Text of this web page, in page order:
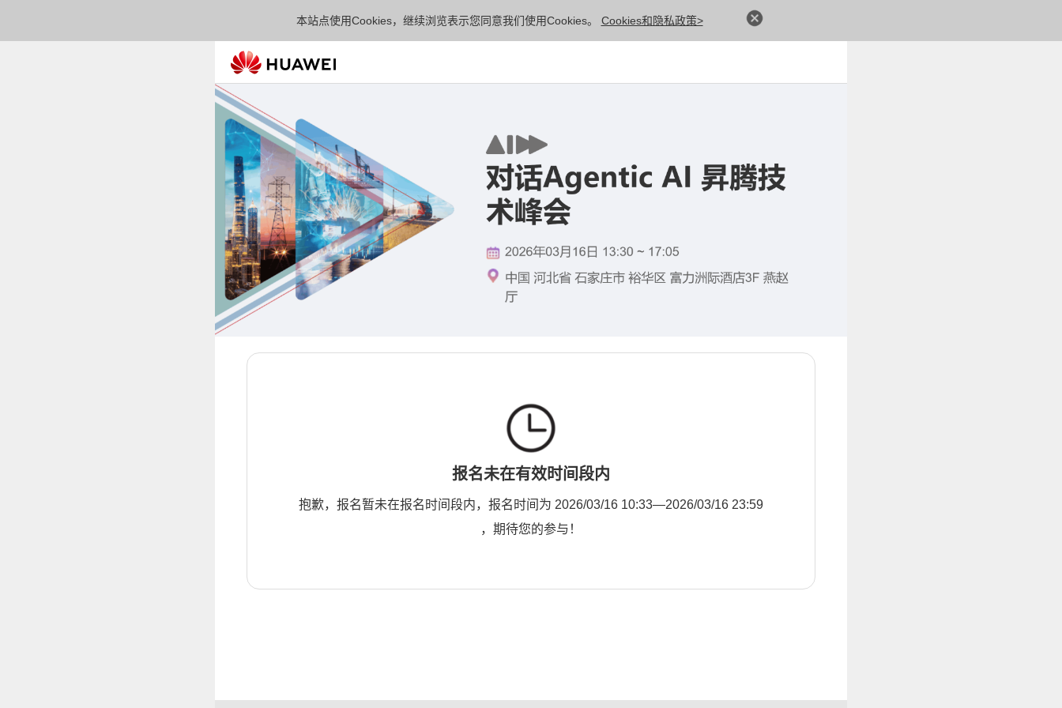
本站点使用Cookies，继续浏览表示您同意我们使用Cookies。 Cookies和隐私政策>
报名未在有效时间段内
抱歉，报名暂未在报名时间段内，报名时间为 2026/03/16 10:33—2026/03/16 23:59
，期待您的参与！